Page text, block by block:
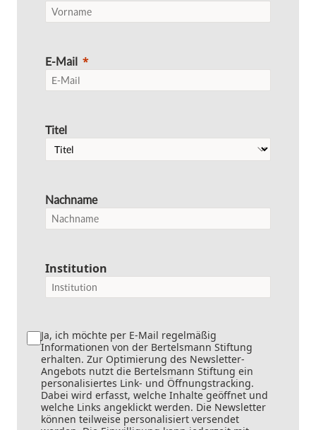
E-Mail
Titel
Nachname
Institution
Ja, ich möchte per E-Mail regelmäßig
Informationen von der Bertelsmann Stiftung
erhalten. Zur Optimierung des Newsletter-
Angebots nutzt die Bertelsmann Stiftung ein
personalisiertes Link- und Öffnungstracking.
Dabei wird erfasst, welche Inhalte geöffnet und
welche Links angeklickt werden. Die Newsletter
können teilweise personalisiert versendet